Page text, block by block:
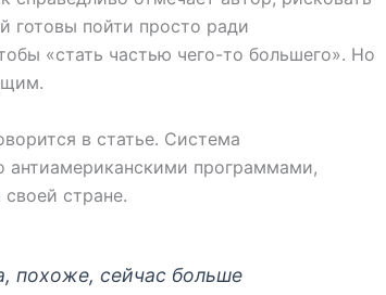
готовы пойти просто ради
«стать частью чего-то большего». Но
в статье. Система
антиамериканскими программами,
стране.
похоже, сейчас больше